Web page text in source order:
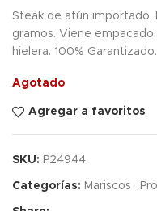
Steak de atún importado.
gramos. Viene
hielera. 100% Garantizado.
Agotado
Agregar a favoritos
SKU: P24944
Categorías: Mariscos ,